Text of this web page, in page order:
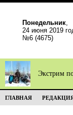
Понедельник,
24 июня 2019
№6 (4675)
Экстрим
ГЛАВНАЯ